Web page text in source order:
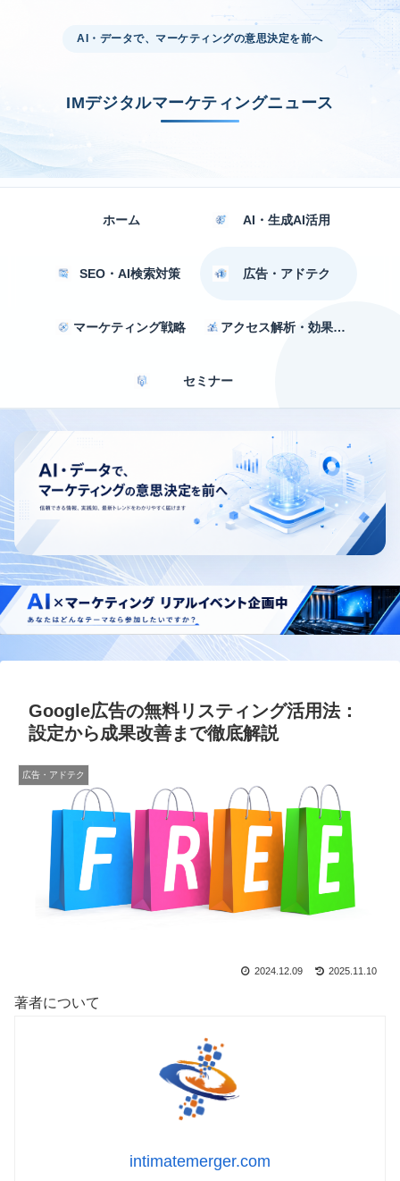
AI・データで、マーケティングの意思決定を前へ
IMデジタルマーケティングニュース
ホーム AI・生成AI活用
SEO・AI検索対策 広告・アドテク
マーケティング戦略 アクセス解析・効果測定
セミナー
Google広告の無料リスティング活用法：
設定から成果改善まで徹底解説
広告・アドテク
2024.12.09 2025.11.10
著者について
intimatemerger.com